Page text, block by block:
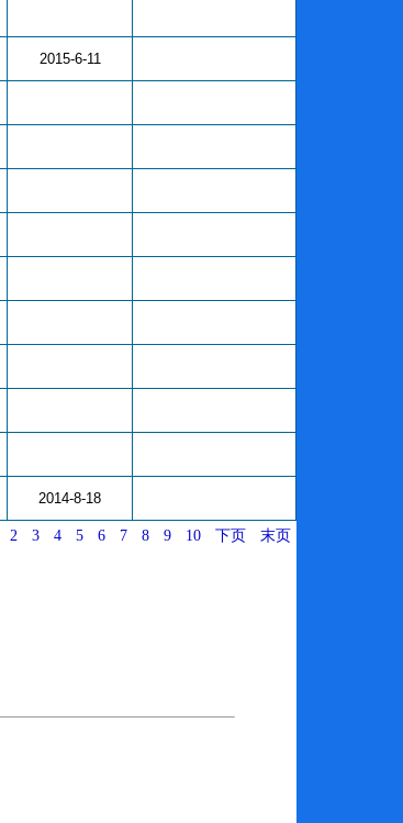
2015-6-11
2014-8-18
2 3 4 5 6 7 8 9 10 下页 末页